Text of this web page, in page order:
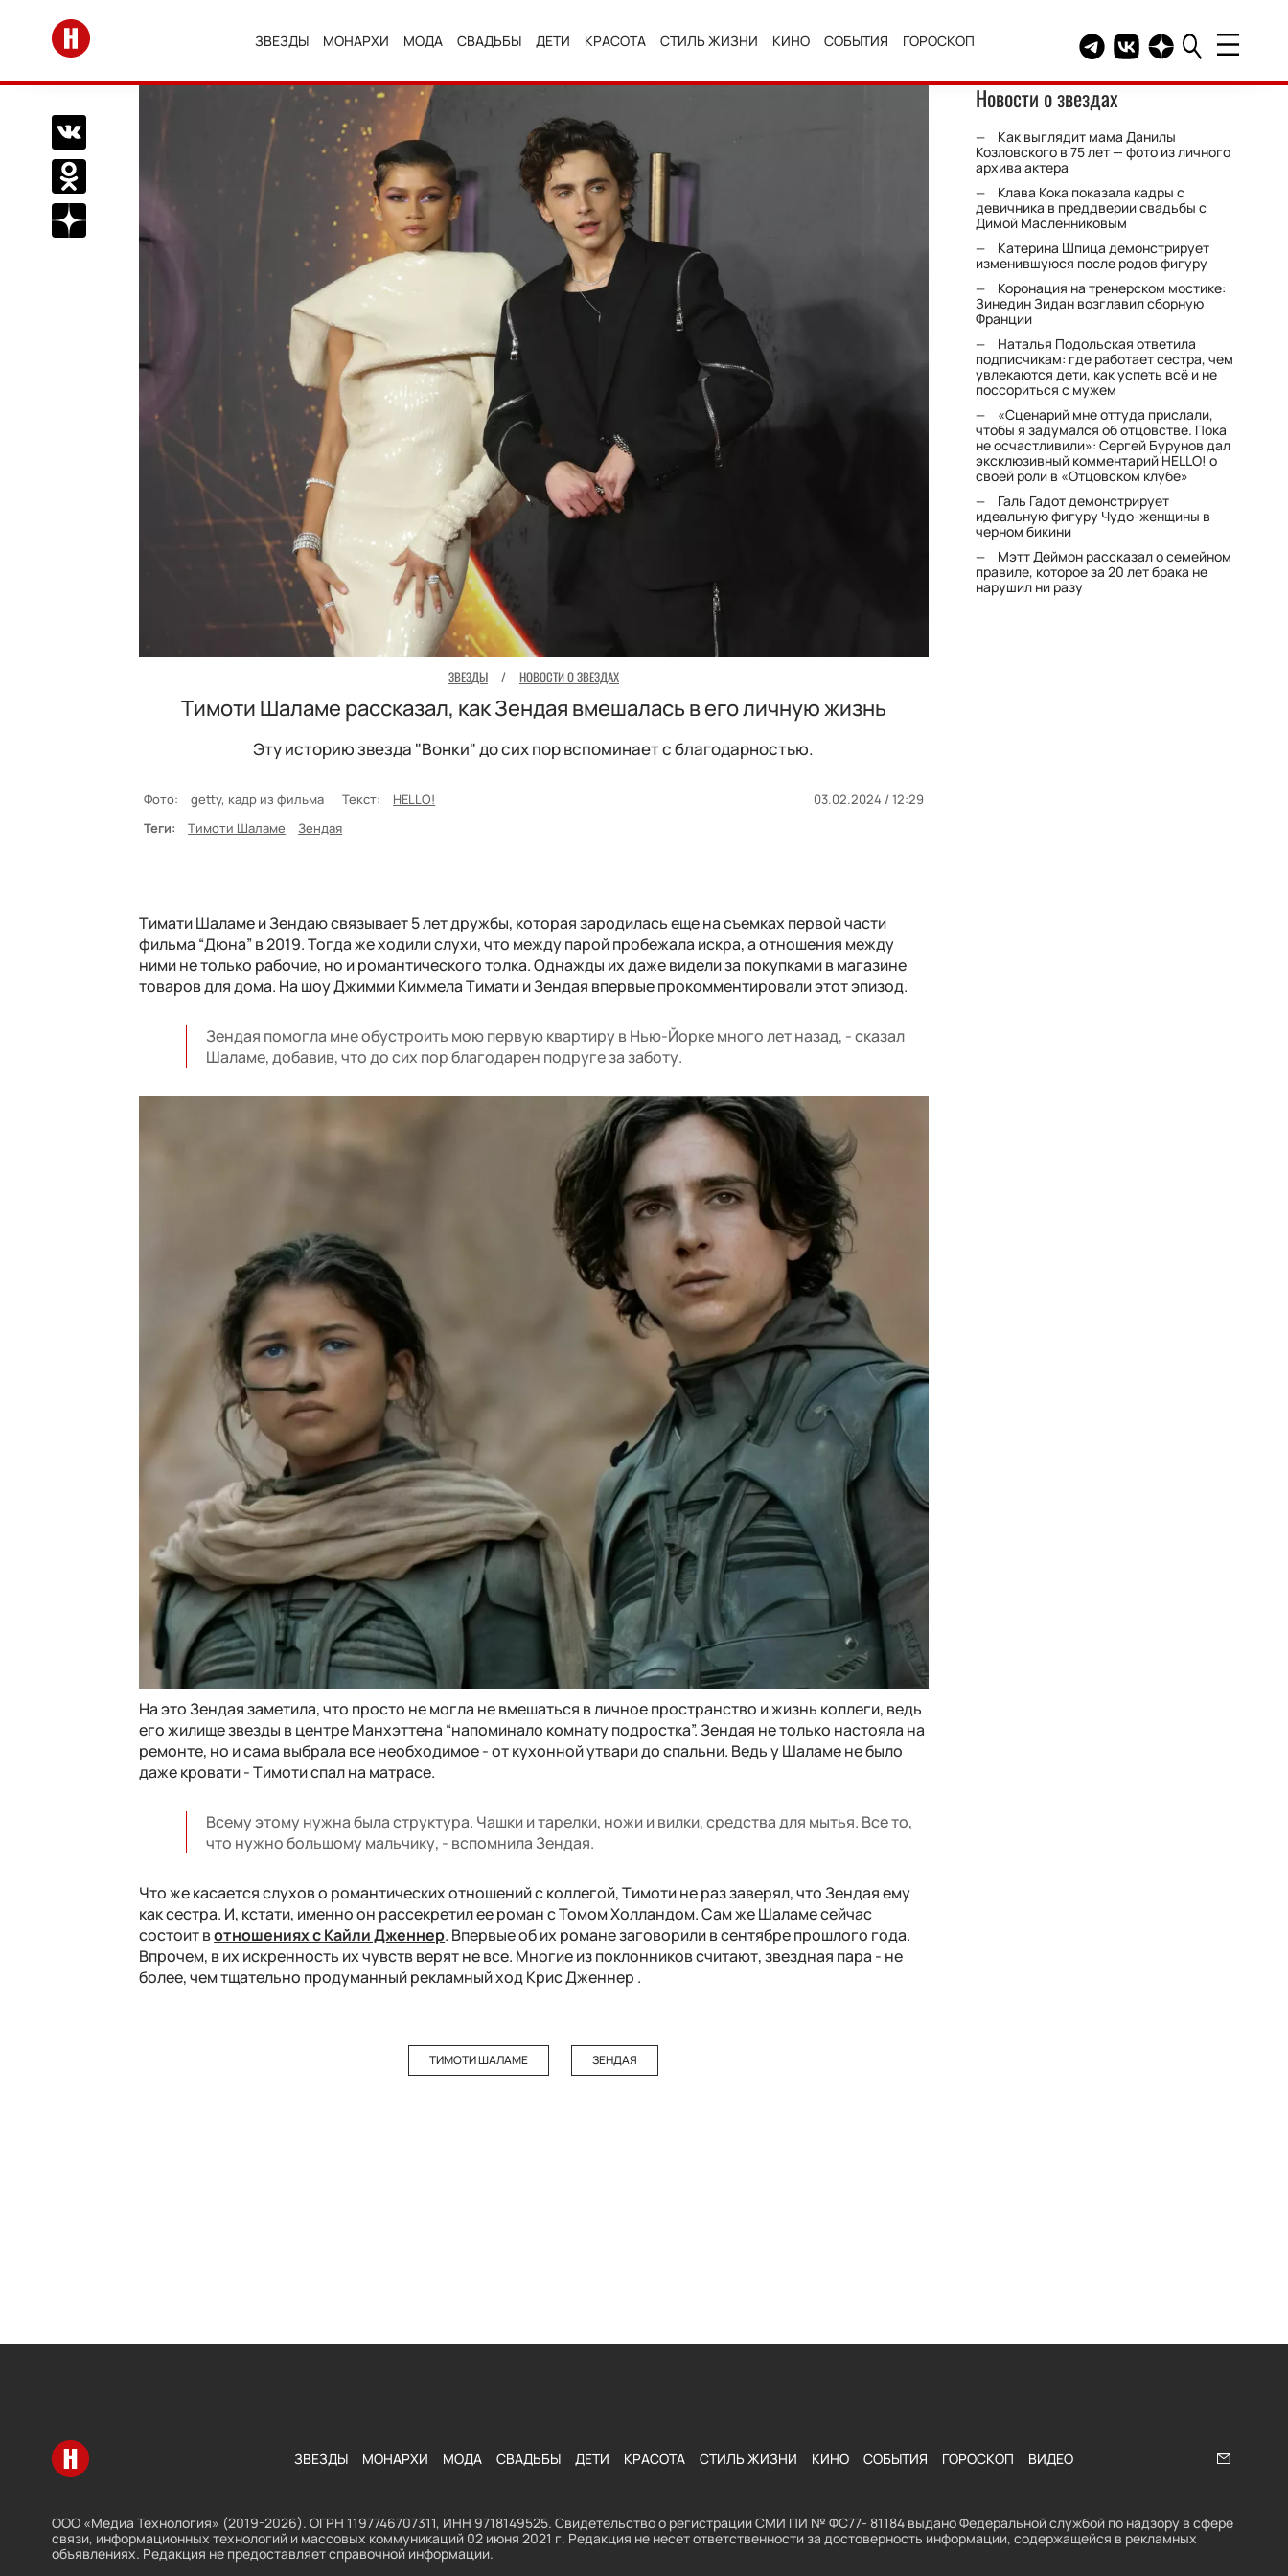
Перейти на главную
ЗВЕЗДЫ МОНАРХИ МОДА СВАДЬБЫ ДЕТИ КРАСОТА СТИЛЬ ЖИЗНИ КИНО СОБЫТИЯ ГОРОСКОП Telegram канал HELLO
Группа HELLO
Канал HELLO в
Поделиться Вконтакте
Поделиться в Одноклассниках
Подписаться на нас в Дзен
ЗВЕЗДЫ / НОВОСТИ О ЗВЕЗДАХ
Тимоти Шаламе рассказал, как Зендая вмешалась в его личную жизнь
Эту историю звезда "Вонки" до сих пор вспоминает с благодарностью.
Фото: getty, кадр из фильма Текст: HELLO!
03.02.2024 / 12:29
Теги:
Тимоти Шаламе Зендая
Тимати Шаламе и Зендаю связывает 5 лет дружбы, которая зародилась еще на съемках первой части
фильма “Дюна” в 2019. Тогда же ходили слухи, что между парой пробежала искра, а отношения между
ними не только рабочие, но и романтического толка. Однажды их даже видели за покупками в магазине
товаров для дома. На шоу Джимми Киммела Тимати и Зендая впервые прокомментировали этот эпизод.
Зендая помогла мне обустроить мою первую квартиру в Нью-Йорке много лет назад, - сказал
Шаламе, добавив, что до сих пор благодарен подруге за заботу.
На это Зендая заметила, что просто не могла не вмешаться в личное пространство и жизнь коллеги, ведь
его жилище звезды в центре Манхэттена “напоминало комнату подростка”. Зендая не только настояла на
ремонте, но и сама выбрала все необходимое - от кухонной утвари до спальни. Ведь у Шаламе не было
даже кровати - Тимоти спал на матрасе.
Всему этому нужна была структура. Чашки и тарелки, ножи и вилки, средства для мытья. Все то,
что нужно большому мальчику, - вспомнила Зендая.
Что же касается слухов о романтических отношений с коллегой, Тимоти не раз заверял, что Зендая ему
как сестра. И, кстати, именно он рассекретил ее роман с Томом Холландом. Сам же Шаламе сейчас
состоит вотношениях с Кайли Дженнер. Впервые об их романе заговорили в сентябре прошлого года.
Впрочем, в их искренность их чувств верят не все. Многие из поклонников считают,звездная пара - не
более, чем тщательно продуманный рекламный ход Крис Дженнер .
ТИМОТИ ШАЛАМЕ ЗЕНДАЯ
Новости о звездах
Как выглядит мама Данилы
Козловского в 75 лет — фото из личного
архива актера
Клава Кока показала кадры с
девичника в преддверии свадьбы с
Димой Масленниковым
Катерина Шпица демонстрирует
изменившуюся после родов фигуру
Коронация на тренерском мостике:
Зинедин Зидан возглавил сборную
Франции
Наталья Подольская ответила
подписчикам: где работает сестра, чем
увлекаются дети, как успеть всё и не
поссориться с мужем
«Сценарий мне оттуда прислали,
чтобы я задумался об отцовстве. Пока
не осчастливили»: Сергей Бурунов дал
эксклюзивный комментарий HELLO! о
своей роли в «Отцовском клубе»
Галь Гадот демонстрирует
идеальную фигуру Чудо-женщины в
черном бикини
Мэтт Деймон рассказал о семейном
правиле, которое за 20 лет брака не
нарушил ни разу
Перейти на главную ЗВЕЗДЫ МОНАРХИ МОДА СВАДЬБЫ ДЕТИ КРАСОТА СТИЛЬ ЖИЗНИ КИНО СОБЫТИЯ ГОРОСКОП ВИДЕО
ООО «Медиа Технология» (2019-2026). ОГРН 1197746707311, ИНН 9718149525. Свидетельство о регистрации СМИ ПИ № ФС77- 81184 выдано Федеральной службой по надзору в сфере
связи, информационных технологий и массовых коммуникаций 02 июня 2021 г. Редакция не несет ответственности за достоверность информации, содержащейся в рекламных
объявлениях. Редакция не предоставляет справочной информации.